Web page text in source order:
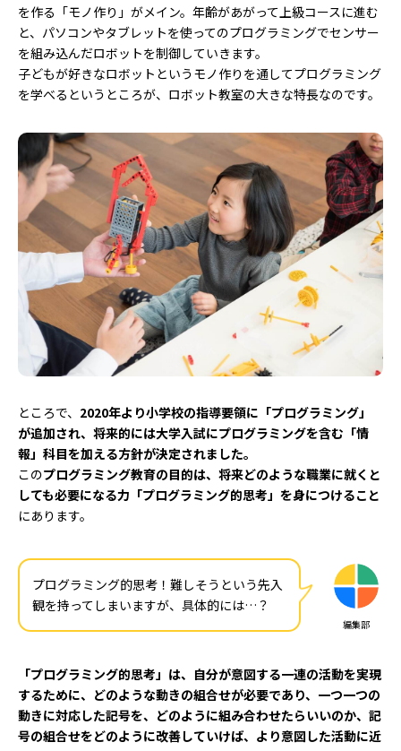
を作る「モノ作り」がメイン。年齢があがって上級コースに進む
と、パソコンやタブレットを使ってのプログラミングでセンサー
を組み込んだロボットを制御していきます。
子どもが好きなロボットというモノ作りを通してプログラミング
を学べるというところが、ロボット教室の大きな特長なのです。
ところで、 2020年より小学校の指導要領に「プログラミング」
が追加され、将来的には大学入試にプログラミングを含む「情
報」科目を加える方針が決定されました。
このプログラミング教育の目的は、将来どのような職業に就くと
しても必要になる力「プログラミング的思考」を身につけること
にあります。
プログラミング的思考！難しそうという先入
観を持ってしまいますが、具体的には…？
編集部
「プログラミング的思考」は、自分が意図する一連の活動を実現
するために、どのような動きの組合せが必要であり、一つ一つの
動きに対応した記号を、どのように組み合わせたらいいのか、記
号の組合せをどのように改善していけば、より意図した活動に近